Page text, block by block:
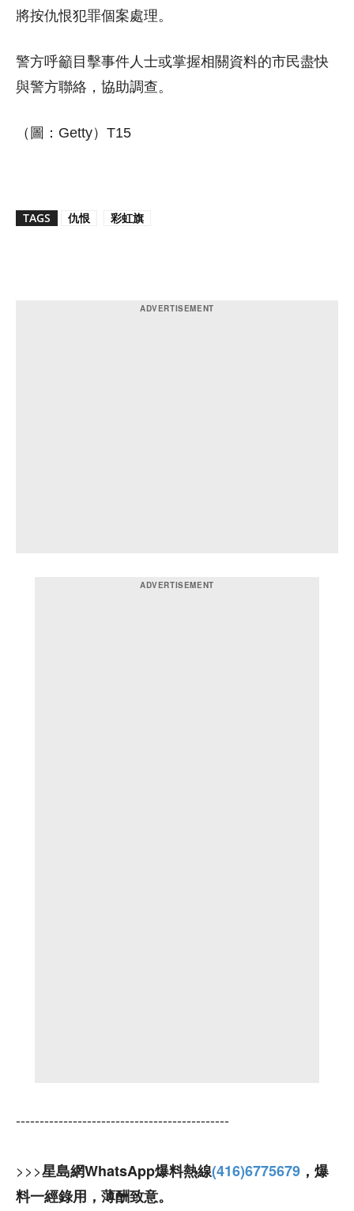
將按仇恨犯罪個案處理。
警方呼籲目擊事件人士或掌握相關資料的市民盡快
與警方聯絡，協助調查。
（圖：Getty）T15
TAGS 仇恨 彩虹旗
---------------------------------------------
>>>星島網WhatsApp爆料熱線(416)6775679 ，爆
料一經錄用，薄酬致意。